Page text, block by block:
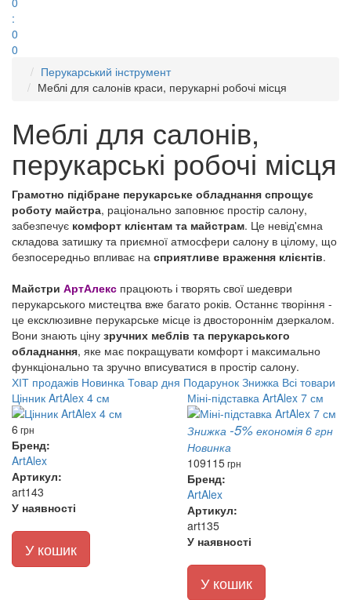
:
0
0
Перукарський інструмент
Меблі для салонів краси, перукарні робочі місця
Меблі для салонів,
перукарські робочі місця
Грамотно підібране перукарське обладнання спрощує
роботу майстра, раціонально заповнює простір салону,
забезпечує комфорт клієнтам та майстрам. Це невід'ємна
складова затишку та приємної атмосфери салону в цілому, що
безпосередньо впливає на сприятливе враження клієнтів.
Майстри АртАлекс працюють і творять свої шедеври
перукарського мистецтва вже багато років. Останнє творіння -
це ексклюзивне перукарське місце із двостороннім дзеркалом.
Вони знають ціну зручних меблів та перукарського
обладнання, яке має покращувати комфорт і максимально
функціонально та зручно вписуватися в простір салону.
ХІТ продажів Новинка Товар дня Подарунок Знижка Всі товари
Цінник ArtAlex 4 см
6 грн
Бренд:
ArtAlex
Артикул:
art143
У наявності
У кошик
Міні-підставка ArtAlex 7 см
Знижка -5% економія 6 грн
Новинка
109115грн
Бренд:
ArtAlex
Артикул:
art135
У наявності
У кошик